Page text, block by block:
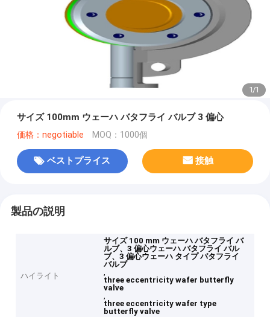
1/1
サイズ 100mm ウェーハ バタフライ バルブ 3 偏心
価格：negotiable MOQ：1000個
ベストプライス 接触
製品の説明
ハイライト
サイズ 100 mm ウェーハ バタフライ バ
ルブ、3 偏心ウェーハ バタフライ バル
ブ、3 偏心ウェーハ タイプ バタフライ
バルブ
,
three eccentricity wafer butterfly
valve
,
three eccentricity wafer type
butterfly valve